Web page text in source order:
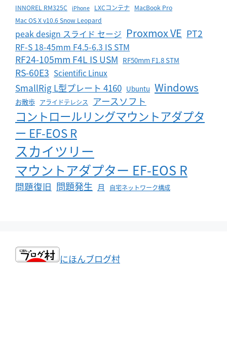
INNOREL RM325C iPhone LXCコンテナ MacBook Pro
Mac OS X v10.6 Snow Leopard
peak design スライド セージ Proxmox VE PT2
RF-S 18-45mm F4.5-6.3 IS STM
RF24-105mm F4L IS USM RF50mm F1.8 STM
RS-60E3 Scientific Linux
SmallRig L型プレート 4160 Ubuntu Windows
お散歩 アライドテレシス アースソフト
コントロールリングマウントアダプタ
ー EF-EOS R
スカイツリー
マウントアダプター EF-EOS R
問題復旧 問題発生 月 自宅ネットワーク構成
にほんブログ村